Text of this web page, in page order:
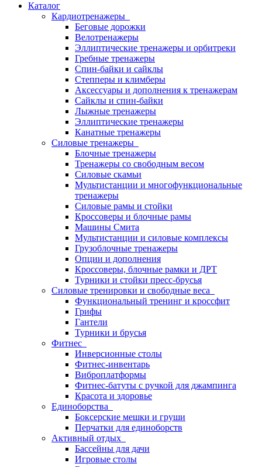
Каталог
Кардиотренажеры
Беговые дорожки
Велотренажеры
Эллиптические тренажеры и орбитреки
Гребные тренажеры
Спин-байки и сайклы
Степперы и климберы
Аксессуары и дополнения к тренажерам
Сайклы и спин-байки
Лыжные тренажеры
Эллиптические тренажеры
Канатные тренажеры
Силовые тренажеры
Блочные тренажеры
Тренажеры со свободным весом
Силовые скамьи
Мультистанции и многофункциональные
тренажеры
Силовые рамы и стойки
Кроссоверы и блочные рамы
Машины Смита
Мультистанции и силовые комплексы
Грузоблочные тренажеры
Опции и дополнения
Кроссоверы, блочные рамки и ДРТ
Турники и стойки пресс-брусья
Силовые тренировки и свободные веса
Функциональный тренинг и кроссфит
Грифы
Гантели
Турники и брусья
Фитнес
Инверсионные столы
Фитнес-инвентарь
Виброплатформы
Фитнес-батуты с ручкой для джампинга
Красота и здоровье
Единоборства
Боксерские мешки и груши
Перчатки для единоборств
Активный отдых
Бассейны для дачи
Игровые столы